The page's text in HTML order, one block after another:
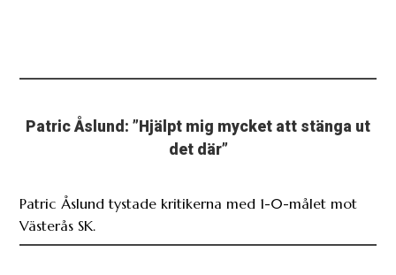
Patric Åslund: ”Hjälpt mig mycket att stänga ut
det där”
Patric Åslund tystade kritikerna med 1-0-målet mot
Västerås SK.